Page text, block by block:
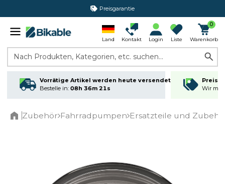
Preisgarantie
Land Kontakt Login Liste
0
Warenkorb
Nach Produkten, Kategorien, etc. suchen...
Vorrätige Artikel werden heute versendet
Bestelle in: 08h 36m 20s
Wir
Zubehör Fahrradpumpen Ersatzteile und